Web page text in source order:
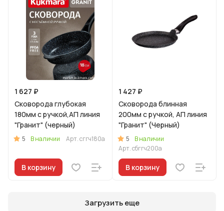
1 627 ₽
Сковорода глубокая
180мм с ручкой,АП линия
"Гранит" (черный)
5 В наличии Арт.сггч180а
В корзину
1 427 ₽
Сковорода блинная
200мм с ручкой, АП линия
"Гранит" (Черный)
5
В наличии
Арт.сбггч200а
В корзину
Загрузить еще